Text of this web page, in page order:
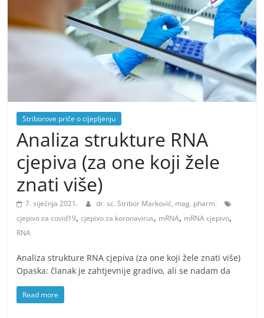
Striborove priče o cijepljenju
Analiza strukture RNA
cjepiva (za one koji žele
znati više)
7. siječnja 2021.
dr. sc. Stribor Marković, mag. pharm.
cjepivo za covid19,cjepivo za koronavirus, mRNA, mRNA cjepivo,
RNA
Analiza strukture RNA cjepiva (za one koji žele znati više)
Opaska: članak je zahtjevnije gradivo, ali se nadam da
Read more